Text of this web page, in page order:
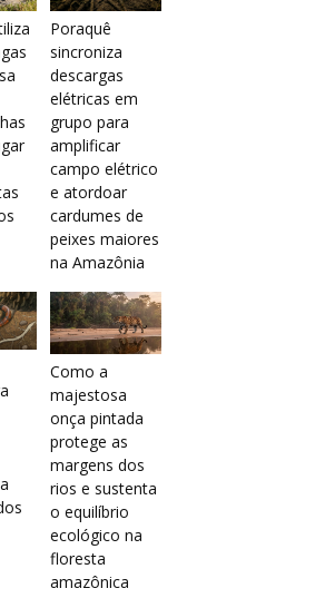
Poraquê
sincroniza
descargas
elétricas em
grupo para
amplificar
campo elétrico
e atordoar
cardumes de
peixes maiores
na Amazônia
Como a
majestosa
onça pintada
protege as
margens dos
rios e sustenta
o equilíbrio
ecológico na
floresta
amazônica